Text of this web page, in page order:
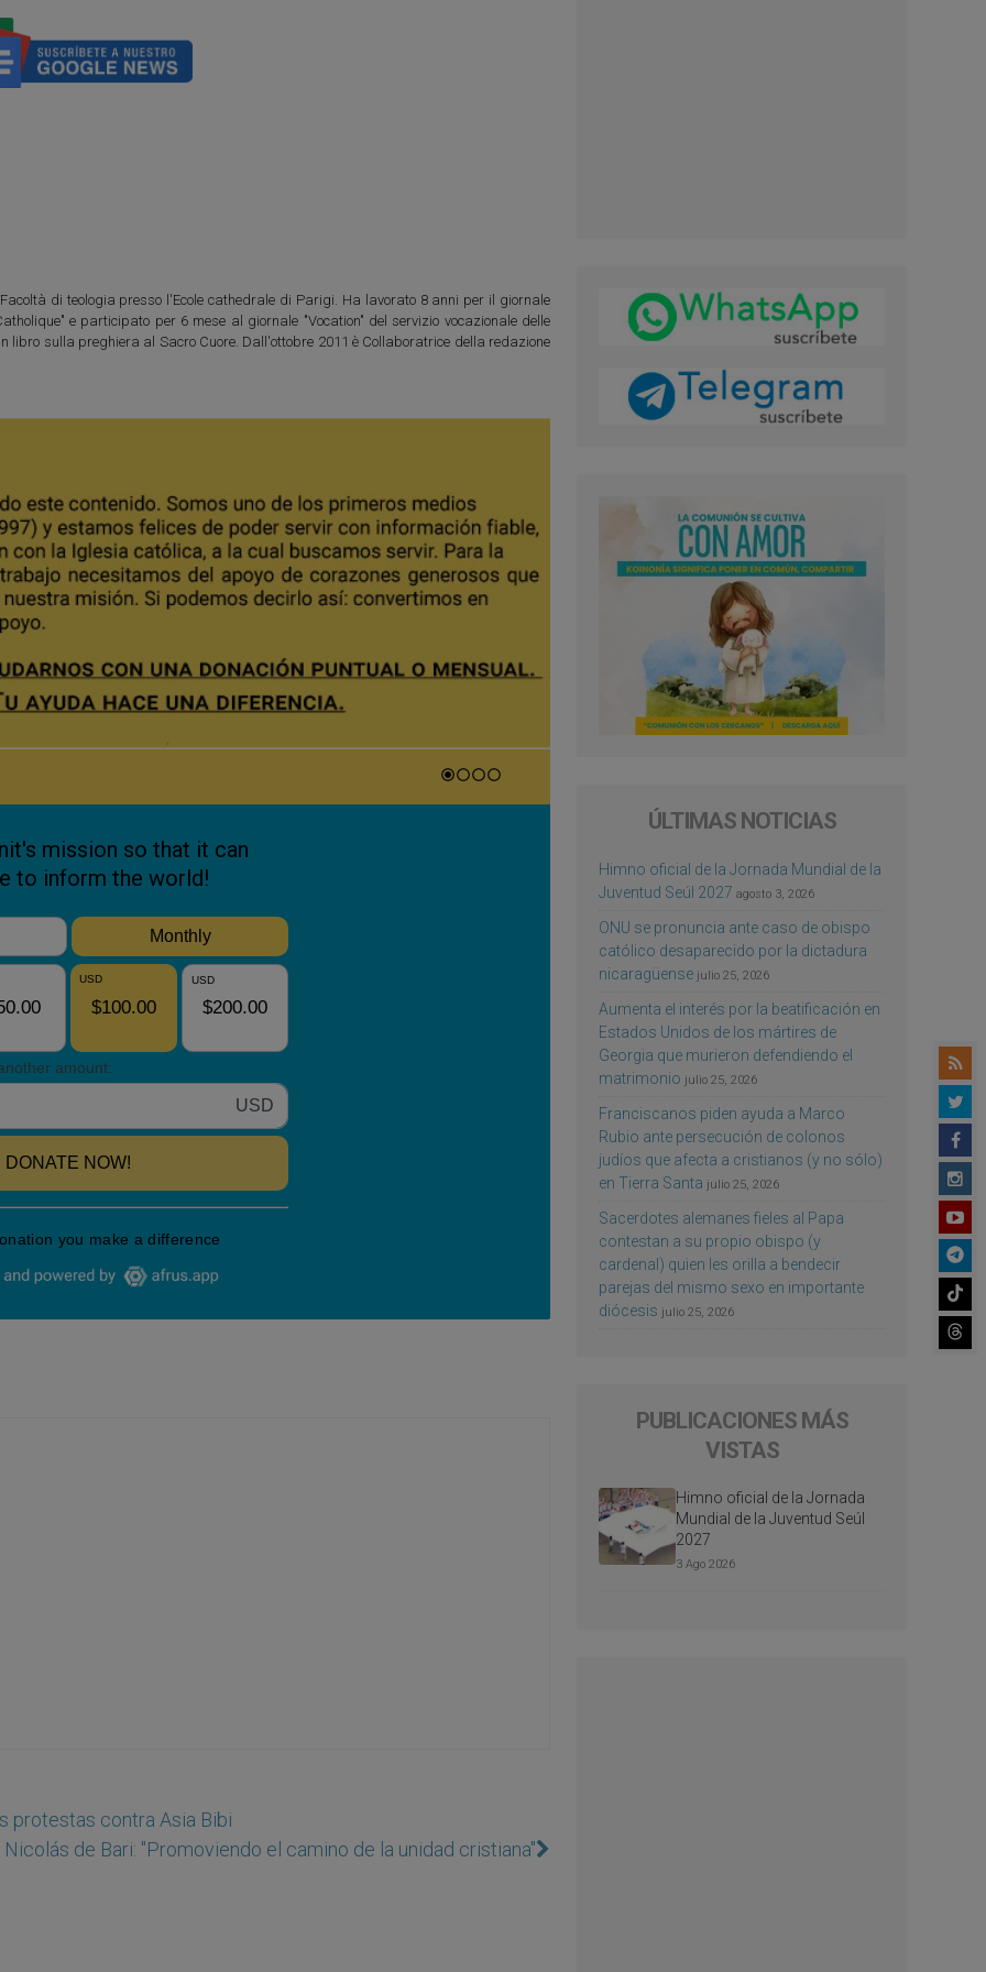
di teologia presso l'Ecole cathedrale di Parigi. Ha lavorato 8 anni per il giornale
e participato per 6 mese al giornale "Vocation" del servizio vocazionale delle
libro sulla preghiera al Sacro Cuore. Dall'ottobre 2011 è Collaboratrice della redazione
protestas contra Asia Bibi
Nicolás de Bari: "Promoviendo el camino de la unidad cristiana"
ÚLTIMAS NOTICIAS
Himno oficial de la Jornada Mundial de la
Juventud Seúl 2027 agosto 3, 2026
ONU se pronuncia ante caso de obispo
católico desaparecido por la dictadura
nicaragüense julio 25, 2026
Aumenta el interés por la beatificación en
Estados Unidos de los mártires de
Georgia que murieron defendiendo el
matrimonio julio 25, 2026
Franciscanos piden ayuda a Marco
Rubio ante persecución de colonos
judíos que afecta a cristianos (y no sólo)
en Tierra Santa julio 25, 2026
Sacerdotes alemanes fieles al Papa
contestan a su propio obispo (y
cardenal) quien les orilla a bendecir
parejas del mismo sexo en importante
diócesis julio 25, 2026
PUBLICACIONES MÁS
VISTAS
Himno oficial de la Jornada
Mundial de la Juventud Seúl
2027
3 Ago 2026